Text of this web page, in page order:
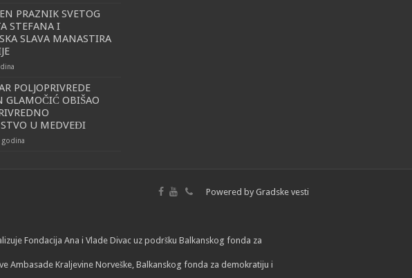
PRAZNIK SVETOG
STEFANA I
SLAVA MANASTIRA
POLJOPRIVREDE
GLAMOČIĆ OBIŠAO
U MEDVEĐI
godina
Powered by Gradske vesti
Fondacija Ana i Vlade Divac uz podršku Balkanskog fonda za
Ambasade Kraljevine Norveške, Balkanskog fonda za demokratiju i